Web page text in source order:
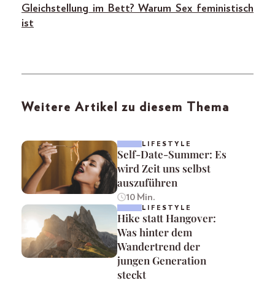
Gleichstellung im Bett? Warum Sex feministisch
ist
Weitere Artikel zu diesem Thema
LIFESTYLE
Self-Date-Summer: Es
wird Zeit uns selbst
auszuführen
10 Min.
LIFESTYLE
Hike statt Hangover:
Was hinter dem
Wandertrend der
jungen Generation
steckt